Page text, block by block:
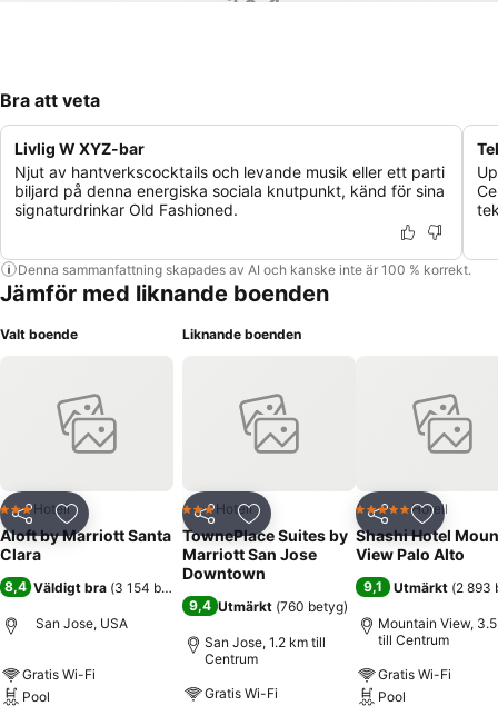
Bra att veta
Livlig W XYZ-bar
Njut av hantverkscocktails och levande musik eller ett parti
biljard på denna energiska sociala knutpunkt, känd för sina
signaturdrinkar Old Fashioned.
Denna sammanfattning skapades av AI och kanske inte är 100 % korrekt.
Jämför med liknande boenden
Valt boende
Dela Lägg till i Mina Favoriter
3 Stjärnor
Hotell
Aloft by Marriott Santa
Clara
8,4 Väldigt bra (3 154 betyg
San Jose, USA
Gratis Wi-Fi
Pool
Liknande boenden
Dela Lägg till i Mina Favoriter
3 Stjärnor
Hotell
TownePlace Suites by
Marriott San Jose
Downtown
9,4 Utmärkt (760 betyg)
San Jose, 1.2 km till
Centrum
Gratis Wi-Fi
Dela Lägg till
5 StjärnorHotell
Shashi Hotel
View Palo Alto
9,1 Utmärkt (2 893
Mountain View,
till Centrum
Gratis Wi-Fi
Pool